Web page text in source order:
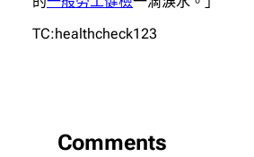
TC:healthcheck123
Comments